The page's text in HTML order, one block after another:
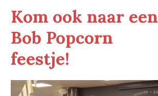
Kom ook naar een
Bob Popcorn
feestje!